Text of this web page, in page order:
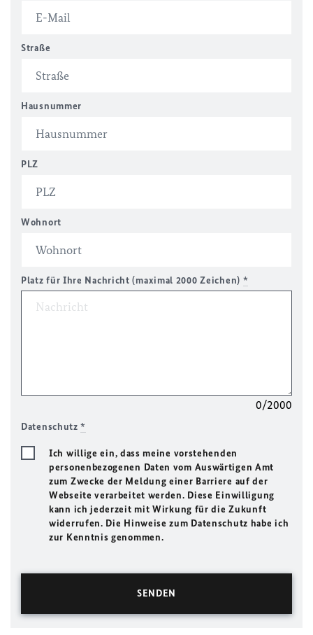
Straße
Hausnummer
PLZ
Wohnort
Platz für Ihre Nachricht (maximal 2000 Zeichen) *
0/2000
Datenschutz*
Ich willige ein, dass meine vorstehenden
personenbezogenen Daten vom Auswärtigen Amt
zum Zwecke der Meldung einer Barriere auf der
Webseite verarbeitet werden. Diese Einwilligung
kann ich jederzeit mit Wirkung für die Zukunft
widerrufen. Die Hinweise zum Datenschutz habe ich
zur Kenntnis genommen.